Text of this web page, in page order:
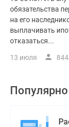
обязательства
на его
выплачивать
отказаться...
13 июля